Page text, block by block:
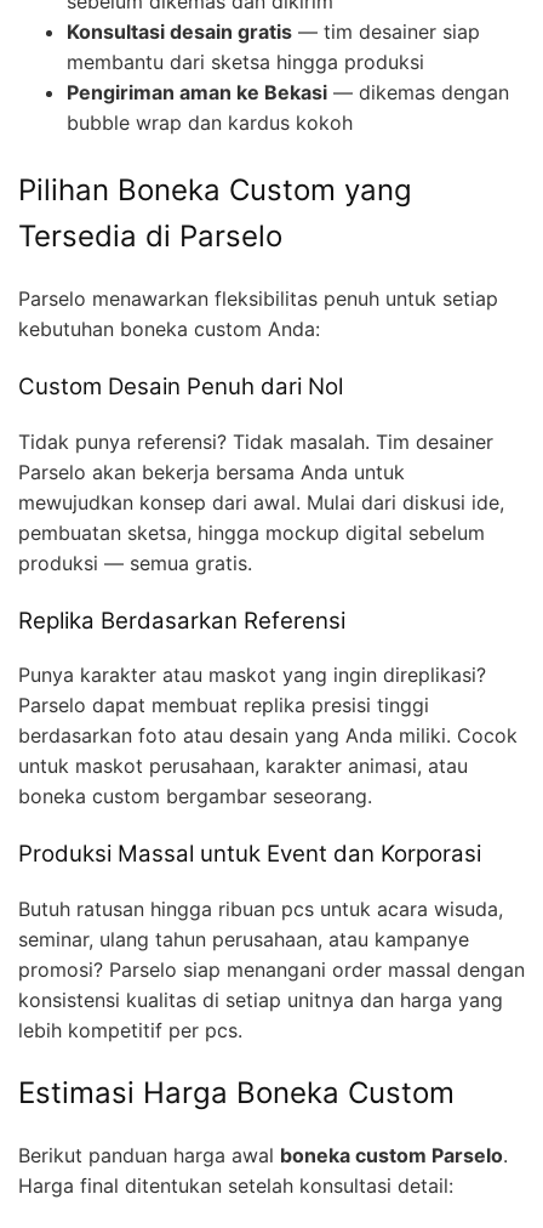
Konsultasi desain gratis — tim desainer siap
membantu dari sketsa hingga produksi
Pengiriman aman ke Bekasi — dikemas dengan
bubble wrap dan kardus kokoh
Pilihan Boneka Custom yang
Tersedia di Parselo
Parselo menawarkan fleksibilitas penuh untuk setiap
kebutuhan boneka custom Anda:
Custom Desain Penuh dari Nol
Tidak punya referensi? Tidak masalah. Tim desainer
Parselo akan bekerja bersama Anda untuk
mewujudkan konsep dari awal. Mulai dari diskusi ide,
pembuatan sketsa, hingga mockup digital sebelum
produksi — semua gratis.
Replika Berdasarkan Referensi
Punya karakter atau maskot yang ingin direplikasi?
Parselo dapat membuat replika presisi tinggi
berdasarkan foto atau desain yang Anda miliki. Cocok
untuk maskot perusahaan, karakter animasi, atau
boneka custom bergambar seseorang.
Produksi Massal untuk Event dan Korporasi
Butuh ratusan hingga ribuan pcs untuk acara wisuda,
seminar, ulang tahun perusahaan, atau kampanye
promosi? Parselo siap menangani order massal dengan
konsistensi kualitas di setiap unitnya dan harga yang
lebih kompetitif per pcs.
Estimasi Harga Boneka Custom
Berikut panduan harga awal boneka custom Parselo.
Harga final ditentukan setelah konsultasi detail: